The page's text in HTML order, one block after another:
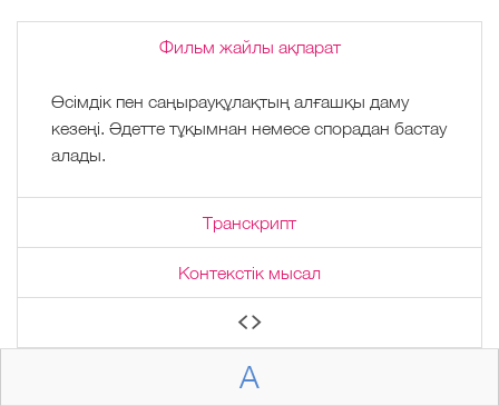
А
Фильм жайлы ақпарат
Өсімдік пен саңырауқұлақтың алғашқы даму
кезеңі. Әдетте тұқымнан немесе спорадан бастау
алады.
Транскрипт
Контекстік мысал